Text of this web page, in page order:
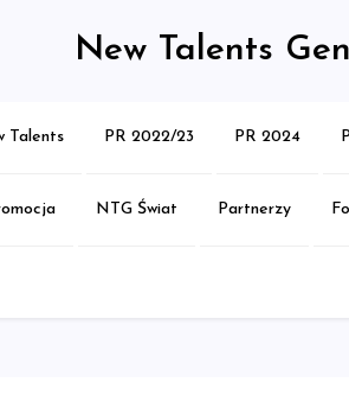
New Talents
Talents PR 2022/23 PR 2024
NTG Świat Partnerzy